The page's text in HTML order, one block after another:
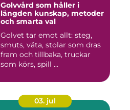
Golvvård som håller i
längden kunskap, metoder
och smarta val
Golvet tar emot allt: steg,
smuts, väta, stolar som dras
fram och tillbaka, truckar
som körs, spill ...
03. jul